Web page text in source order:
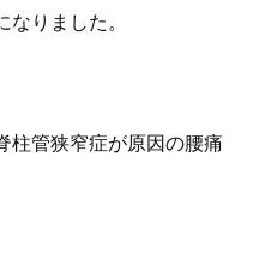
りました。
柱管狭窄症が原因の腰痛